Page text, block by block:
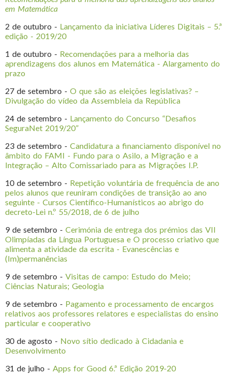
em Matemática
2 de outubro - Lançamento da iniciativa Líderes Digitais – 5.ª
edição - 2019/20
1 de outubro - Recomendações para a melhoria das
aprendizagens dos alunos em Matemática - Alargamento do
prazo
27 de setembro - O que são as eleições legislativas? –
Divulgação do vídeo da Assembleia da República
24 de setembro - Lançamento do Concurso “Desafios
SeguraNet 2019/20”
23 de setembro - Candidatura a financiamento disponível no
âmbito do FAMI - Fundo para o Asilo, a Migração e a
Integração – Alto Comissariado para as Migrações I.P.
10 de setembro - Repetição voluntária de frequência de ano
pelos alunos que reuniram condições de transição ao ano
seguinte - Cursos Científico-Humanísticos ao abrigo do
decreto-Lei n.º 55/2018, de 6 de julho
9 de setembro - Cerimónia de entrega dos prémios das VII
Olimpíadas da Língua Portuguesa e O processo criativo que
alimenta a atividade da escrita - Evanescências e
(Im)permanências
9 de setembro - Visitas de campo: Estudo do Meio;
Ciências Naturais; Geologia
9 de setembro - Pagamento e processamento de encargos
relativos aos professores relatores e especialistas do ensino
particular e cooperativo
30 de agosto - Novo sítio dedicado à Cidadania e
Desenvolvimento
31 de julho - Apps for Good 6.ª Edição 2019-20